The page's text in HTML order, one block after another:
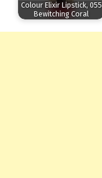
Colour Elixir Lipstick, 055
Bewitching Coral